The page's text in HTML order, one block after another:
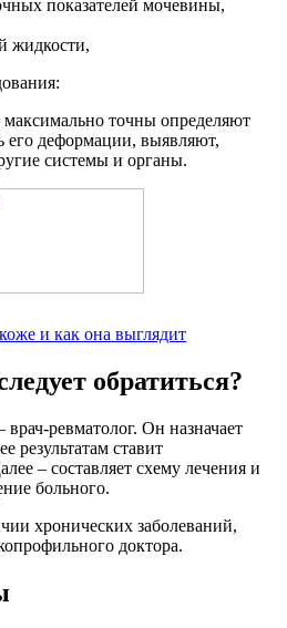
показателей мочевины,
жидкости,
точны определяют
его деформации, выявляют,
системы и органы.
и как она выглядит
обратиться?
ревматолог. Он назначает
результатам ставит
– составляет схему лечения и
больного.
хронических заболеваний,
доктора.